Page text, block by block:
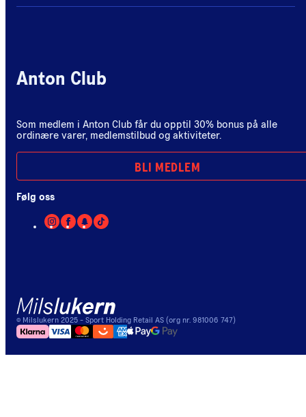
Anton Club
Som medlem i Anton Club får du opptil 30% bonus på alle
ordinære varer, medlemstilbud og aktiviteter.
BLI MEDLEM
Følg oss
© Milslukern 2025 - Sport Holding Retail AS (org nr. 981006 747)